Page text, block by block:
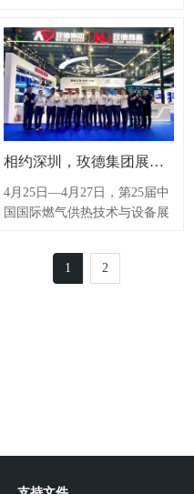
大会主办方及水务同仁共同见
证中国城镇供水排水协会2024
年会暨城镇水务技术与产品展
示的盛大开幕。01坚持创新驱
动 引领城镇智慧水务发展中国
城镇供水排水协会会长章林伟
等领导、专家莅临玫德集团展
区进行参观指导，…
位置，操作完成后可将阀门锁
定，主要用于控制喷水灭火系
统，连接进入建筑物的消防系
统的供水闸阀。立式指示器地
埋深度可调节，安装方便；开
关圈数可调，可适用于DN50-
600规格的暗杆闸阀，产品已
通过了UL/FM认证，品质有保
障，欢迎新老客户咨询选购 !
相约深圳，玫德集团展出三大燃气系统连接传输解决方案及一站式产品方案
4月25日—4月27日，第25届中
国国际燃气供热技术与设备展
客，玫德集团与旗下玫德雅昌
集团有限公司带来了燃气领域
集团在燃气领域可为客户提供
1 2